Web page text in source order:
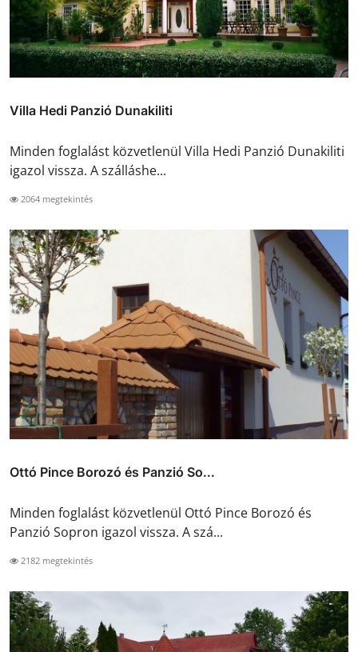
Villa Hedi Panzió Dunakiliti
Minden foglalást közvetlenül Villa Hedi Panzió Dunakiliti
igazol vissza. A szálláshe...
2064 megtekintés
Ottó Pince Borozó és Panzió So...
Minden foglalást közvetlenül Ottó Pince Borozó és
Panzió Sopron igazol vissza. A szá...
2182 megtekintés